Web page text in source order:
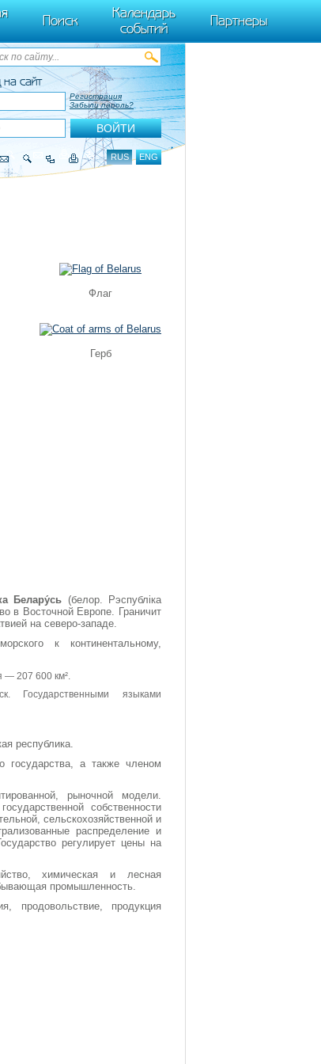
(window,
Поиск
Календарь
событий
Партнеры
на сайт
Регистрация
Забыли пароль?
RUS ENG
Флаг
Герб
Белару́сь (белор. Рэспубліка
в Восточной Европе. Граничит
на северо-западе.
к континентальному,
— 207 600 км².
. Государственными языками
республика.
а также членом
рыночноймодели.
собственности
сельскохозяйственной и
распределение и
регулирует цены на
химическая и лесная
промышленность.
продовольствие, продукция